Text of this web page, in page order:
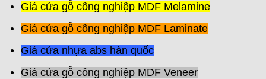
Giá cửa gỗ công nghiệp MDF Melamine
Giá cửa gỗ công nghiệp MDF Laminate
Giá cửa nhựa abs hàn quốc
Giá cửa gỗ công nghiệp MDF Veneer